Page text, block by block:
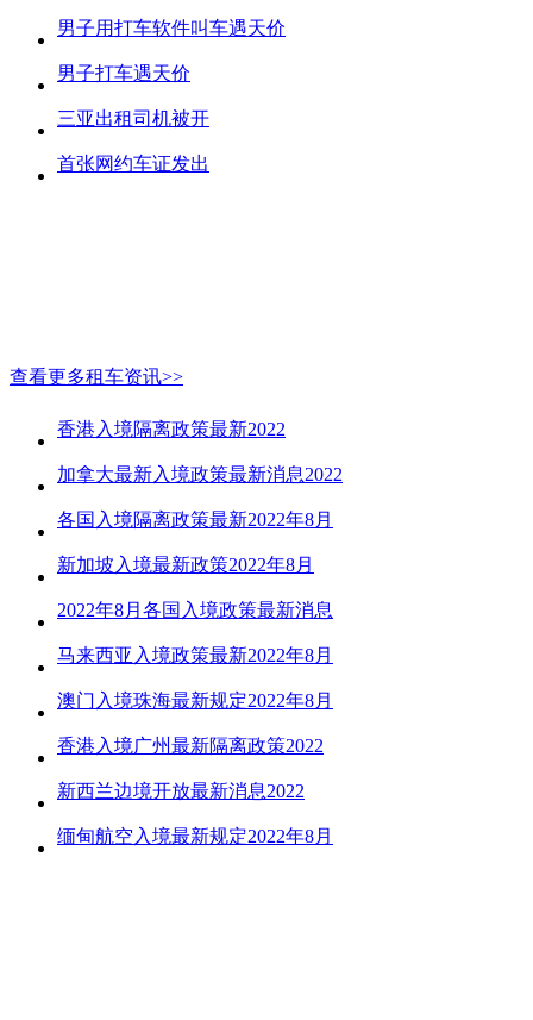
男子用打车软件叫车遇天价
男子打车遇天价
三亚出租司机被开
首张网约车证发出
查看更多租车资讯>>
香港入境隔离政策最新2022
加拿大最新入境政策最新消息2022
各国入境隔离政策最新2022年8月
新加坡入境最新政策2022年8月
2022年8月各国入境政策最新消息
马来西亚入境政策最新2022年8月
澳门入境珠海最新规定2022年8月
香港入境广州最新隔离政策2022
新西兰边境开放最新消息2022
缅甸航空入境最新规定2022年8月